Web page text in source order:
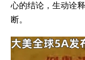
心的结论，生动诠
断。